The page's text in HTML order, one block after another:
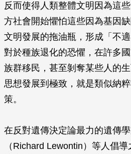
反而使得人類整體文明因為這
方社會開始懼怕這些因為基因
文明發展的拖油瓶，形成「不
對於種族退化的恐懼，在許多
族群移民，甚至剝奪某些人的
思想發展到極致，就是類似納
策。
在反對遺傳決定論最力的遺傳
（Richard Lewontin）等人倡